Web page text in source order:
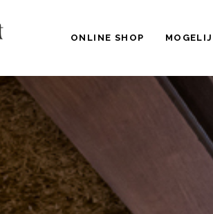
ONLINE SHOP